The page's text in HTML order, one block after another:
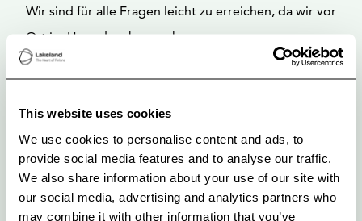
This website uses cookies
We use cookies to personalise content and ads, to
provide social media features and to analyse our traffic.
We also share information about your use of our site with
our social media, advertising and analytics partners who
may combine it with other information that you’ve
Wir sind für alle Fragen leicht zu erreichen, da wir vor
Ort im Haus daneben wohnen.
Kommee Kurki ist Teil des Think Sustainably Service
von Visit Tampere und Mitglied der We Speak Gay
Community.